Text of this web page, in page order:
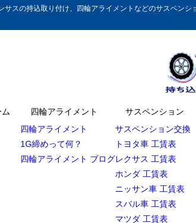
サスの持込取り付け、四輪アライメントなどのサスペン
ム
四輪アライメント
四輪アライメント
1G締めって何？
四輪アライメント ブログ
サスペンション
サスペンション交換
トヨタ車 工賃表
レクサス 工賃表
ホンダ 工賃表
ニッサン車 工賃表
スバル車 工賃表
マツダ 工賃表